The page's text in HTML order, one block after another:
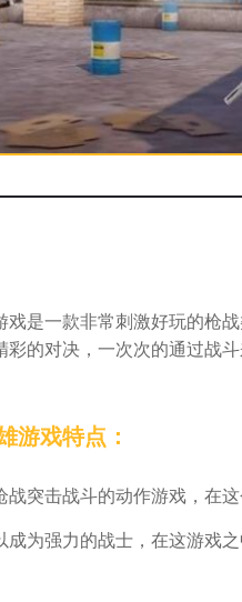
戏是一款非常刺激好玩的枪
彩的对决，一次次的通过战
游戏特点：
战突击战斗的动作游戏，在
成为强力的战士，在这游戏